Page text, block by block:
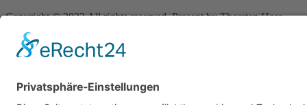
Copyright © 2023 All rights reserved. Present by Thorsten Hess
Auf die Warteliste
Sie erhalten eine Benachrichtigung per Mail